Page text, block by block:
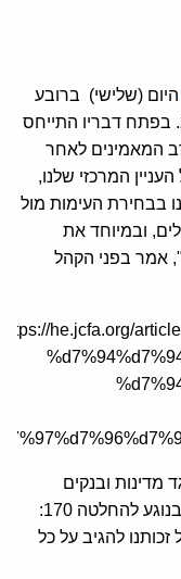
היום (שלישי) ברובע
בפתח דבריו התייחס
המאמינים לאחר
המרכזי שלנו,
בבחירת העימות מול
ובמיוחד את
אמר בפני הקהל
https://he.jcfa.org/
מדינות ובנקים
מצדה של ארה"ב וגינה אותם. עוד הוסיף בנוגע להחלטה 170:
ושומרים על זכותנו להגיב על כל